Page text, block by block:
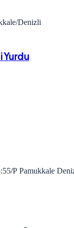
Denizli
Yurdu
P Pamukkale